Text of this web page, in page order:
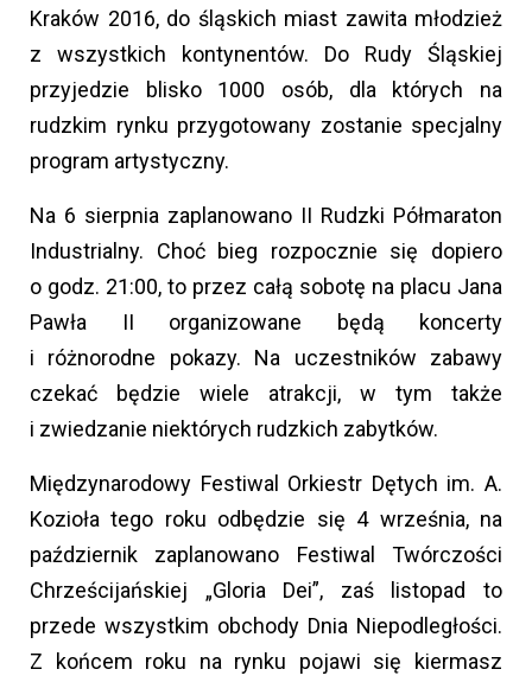
Kraków 2016, do śląskich miast zawita młodzież
z wszystkich kontynentów. Do Rudy Śląskiej
przyjedzie blisko 1000 osób, dla których na
rudzkim rynku przygotowany zostanie specjalny
program artystyczny.
Na 6 sierpnia zaplanowano II Rudzki Półmaraton
Industrialny. Choć bieg rozpocznie się dopiero
o godz. 21:00, to przez całą sobotę na placu Jana
Pawła II organizowane będą koncerty
i różnorodne pokazy. Na uczestników zabawy
czekać będzie wiele atrakcji, w tym także
i zwiedzanie niektórych rudzkich zabytków.
Międzynarodowy Festiwal Orkiestr Dętych im. A.
Kozioła tego roku odbędzie się 4 września, na
październik zaplanowano Festiwal Twórczości
Chrześcijańskiej „Gloria Dei”, zaś listopad to
przede wszystkim obchody Dnia Niepodległości.
Z końcem roku na rynku pojawi się kiermasz